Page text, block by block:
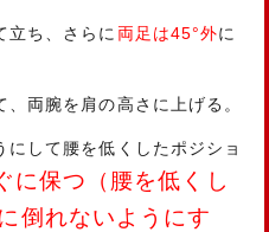
立ち、さらに 両足は45°外に
両腕を肩の高さに上げる。
して腰を低くしたポジショ
に保つ（腰を低くし
倒れないようにす